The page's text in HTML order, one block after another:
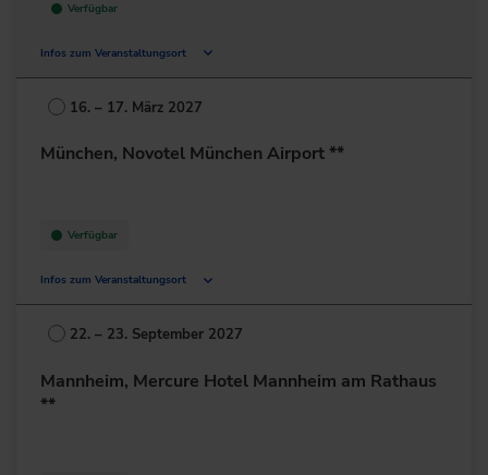
Verfügbar
Infos zum Veranstaltungsort
Kaiserleistr. 39
63067 Offenbach
16. – 17. März 2027
München, Novotel München Airport **
Verfügbar
Infos zum Veranstaltungsort
Nordallee 29
85356 München
22. – 23. September 2027
Mannheim, Mercure Hotel Mannheim am Rathaus
**